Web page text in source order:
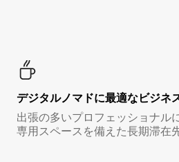
デジタルノマド⁠に最⁠適⁠なビ⁠ジ⁠ネ⁠
出張の多いプロフェッショナル
専用スペースを備えた長期滞在